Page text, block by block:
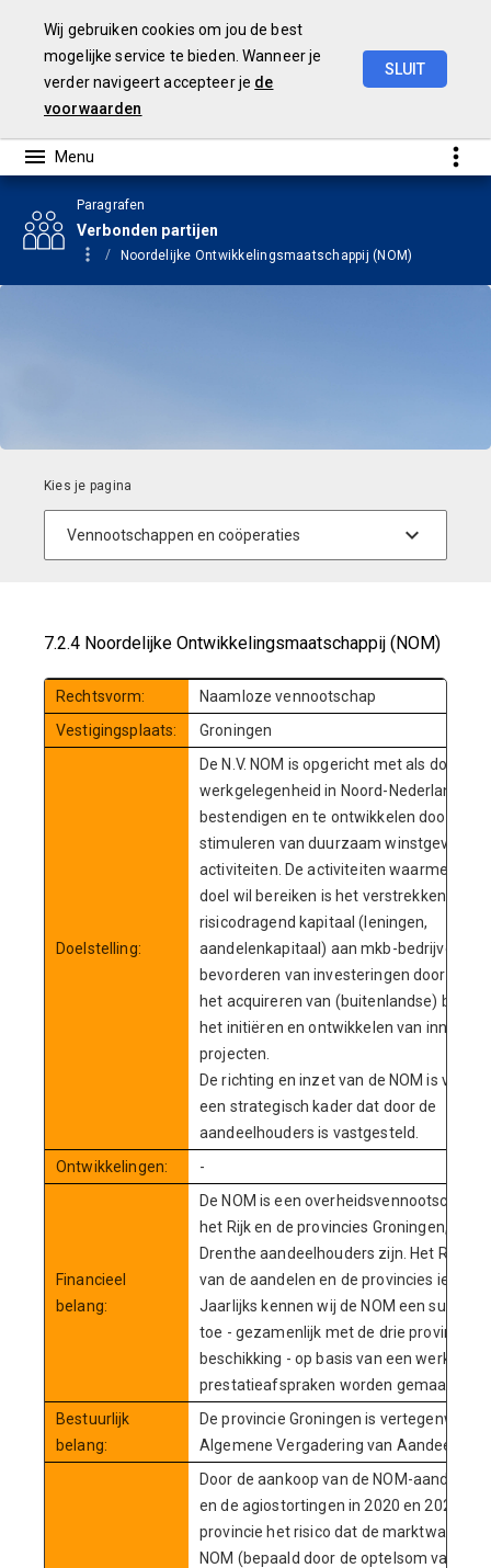
Wij gebruiken cookies om jou de best
mogelijke service te bieden. Wanneer je
verder navigeert accepteer je de
voorwaarden
SLUIT
Paragrafen
Verbonden partijen
Noordelijke Ontwikkelingsmaatschappij (NOM)
7.2.4 Noordelijke Ontwikkelingsmaatschappij (NOM)
Rechtsvorm:
Naamloze vennootschap
Vestigingsplaats:
Groningen
Doelstelling:
De N.V. NOM is opgericht met als doel de
werkgelegenheid in Noord-Nederland te
bestendigen en te ontwikkelen door het
stimuleren van duurzaam winstgevende
activiteiten. De activiteiten waarmee de
doel wil bereiken is het verstrekken van
risicodragend kapitaal (leningen,
aandelenkapitaal) aan mkb-bedrijven,
bevorderen van investeringen door
het acquireren van (buitenlandse)
het initiëren en ontwikkelen van
projecten.
De richting en inzet van de NOM is
een strategisch kader dat door de
aandeelhouders is vastgesteld.
Ontwikkelingen:
-
Financieel
belang:
De NOM is een overheidsvennootschap,
het Rijk en de provincies Groningen,
Drenthe aandeelhouders zijn. Het Rijk
van de aandelen en de provincies ieder
Jaarlijks kennen wij de NOM een
toe - gezamenlijk met de drie provincies
beschikking - op basis van een werkplan,
prestatieafspraken worden gemaakt.
Bestuurlijk
belang:
De provincie Groningen is
Algemene Vergadering van
Door de aankoop van de NOM-aandelen
en de agiostortingen in 2020 en 2021
provincie het risico dat de marktwaarde
NOM (bepaald door de optelsom van de